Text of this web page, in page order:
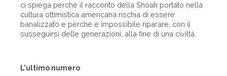
L'ultimo numero
ci spiega perché il racconto della Shoah portato nella
cultura ottimistica americana rischia di essere
banalizzato e perché è impossibile riparare, con il
susseguirsi delle generazioni, alla fine di una civiltà.